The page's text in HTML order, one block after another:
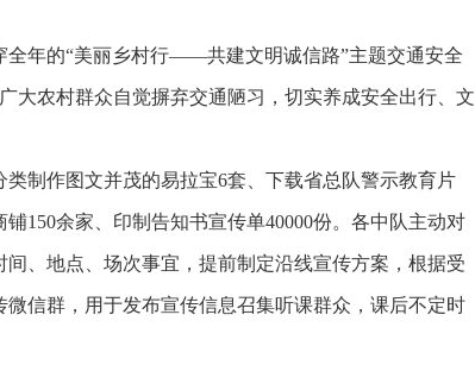
全年的“美丽乡村行——共建文明诚信路”主题交通安全
大农村群众自觉摒弃交通陋习，切实养成安全出行、文
制作图文并茂的易拉宝6套、下载省总队警示教育片
150余家、印制告知书宣传单40000份。各中队主动对
、地点、场次事宜，提前制定沿线宣传方案，根据受
信群，用于发布宣传信息召集听课群众，课后不定时